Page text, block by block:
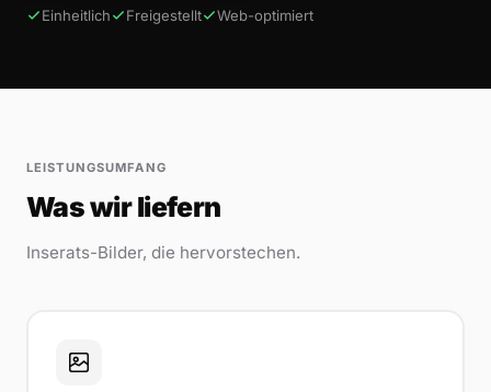
Einheitlich Freigestellt Web-optimiert
LEISTUNGSUMFANG
Was wir liefern
Inserats-Bilder, die hervorstechen.